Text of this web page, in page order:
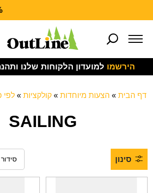
הירשמו למועדון הלקוחות שלנו
דף הבית » הצעות מיוחדות » קולקציות » לפי
SAILING
סינון